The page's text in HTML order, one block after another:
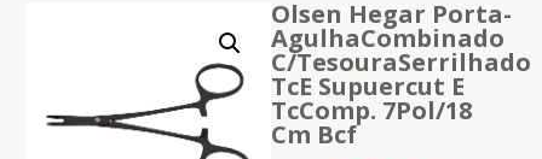
Olsen Hegar Porta-
AgulhaCombinado
C/TesouraSerrilhado
TcE Supuercut E
TcComp. 7Pol/18
Cm Bcf